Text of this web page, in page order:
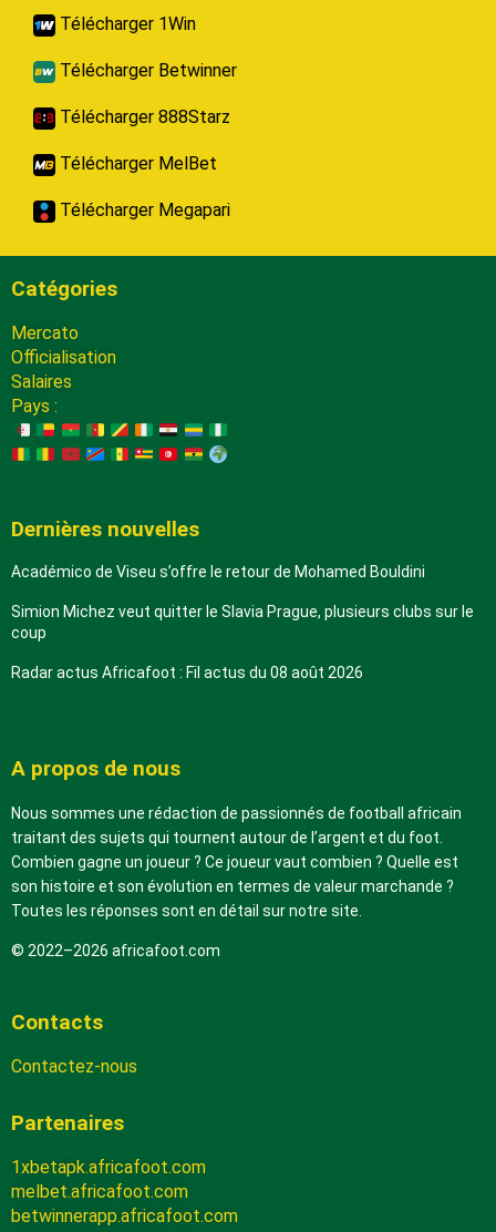
Télécharger 1Win
Télécharger Betwinner
Télécharger 888Starz
Télécharger MelBet
Télécharger Megapari
Catégories
Mercato
Officialisation
Salaires
Pays :
Dernières nouvelles
Académico de Viseu s’offre le retour de Mohamed Bouldini
Simion Michez veut quitter le Slavia Prague, plusieurs clubs sur le
coup
Radar actus Africafoot : Fil actus du 08 août 2026
A propos de nous
Nous sommes une rédaction de passionnés de football africain
traitant des sujets qui tournent autour de l’argent et du foot.
Combien gagne un joueur ? Ce joueur vaut combien ? Quelle est
son histoire et son évolution en termes de valeur marchande ?
Toutes les réponses sont en détail sur notre site.
© 2022–2026 africafoot.com
Contacts
Contactez-nous
Partenaires
1xbetapk.africafoot.com
melbet.africafoot.com
betwinnerapp.africafoot.com